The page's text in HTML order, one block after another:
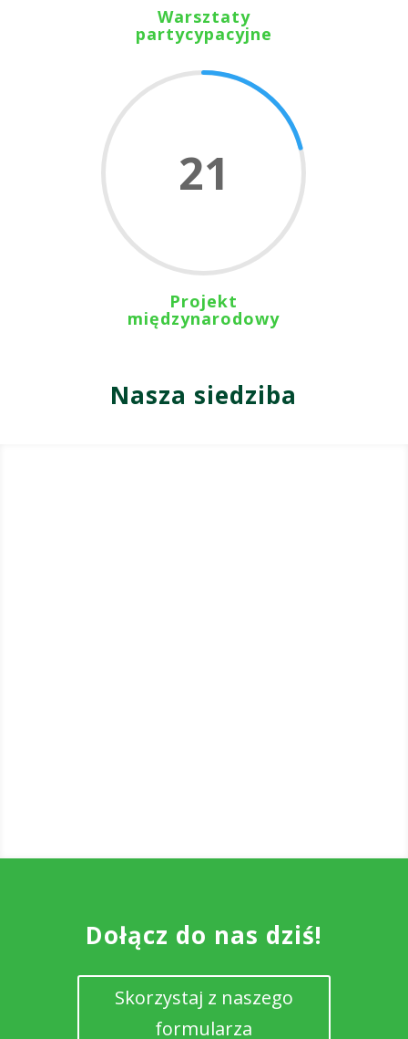
Warsztaty
partycypacyjne
21
Projekt
międzynarodowy
Nasza siedziba
Dołącz do nas dziś!
Skorzystaj z naszego
formularza